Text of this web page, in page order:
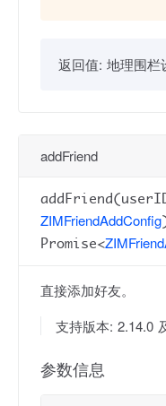
返回值: 地理围栏
addFriend
ZIMFriendAddConfig
Promise<
直接添加好友。
支持版本: 2.14.0
参数信息